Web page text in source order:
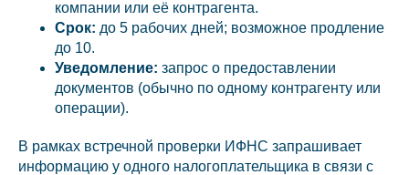
компании или её контрагента.
Срок: до 5 рабочих дней; возможное продление
до 10.
Уведомление: запрос о предоставлении
документов (обычно по одному контрагенту или
операции).
В рамках встречной проверки ИФНС запрашивает
информацию у одного налогоплательщика в связи с